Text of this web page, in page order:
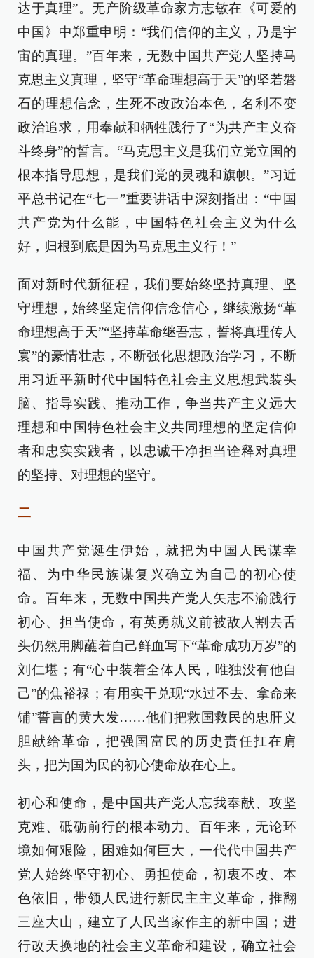
达于真理”。无产阶级革命家方志敏在《可爱的
中国》中郑重申明：“我们信仰的主义，乃是宇
宙的真理。”百年来，无数中国共产党人坚持马
克思主义真理，坚守“革命理想高于天”的坚若磐
石的理想信念，生死不改政治本色，名利不变
政治追求，用奉献和牺牲践行了“为共产主义奋
斗终身”的誓言。“马克思主义是我们立党立国的
根本指导思想，是我们党的灵魂和旗帜。”习近
平总书记在“七一”重要讲话中深刻指出：“中国
共产党为什么能，中国特色社会主义为什么
好，归根到底是因为马克思主义行！”
面对新时代新征程，我们要始终坚持真理、坚
守理想，始终坚定信仰信念信心，继续激扬“革
命理想高于天”“坚持革命继吾志，誓将真理传人
寰”的豪情壮志，不断强化思想政治学习，不断
用习近平新时代中国特色社会主义思想武装头
脑、指导实践、推动工作，争当共产主义远大
理想和中国特色社会主义共同理想的坚定信仰
者和忠实实践者，以忠诚干净担当诠释对真理
的坚持、对理想的坚守。
二
中国共产党诞生伊始，就把为中国人民谋幸
福、为中华民族谋复兴确立为自己的初心使
命。百年来，无数中国共产党人矢志不渝践行
初心、担当使命，有英勇就义前被敌人割去舌
头仍然用脚蘸着自己鲜血写下“革命成功万岁”的
刘仁堪；有“心中装着全体人民，唯独没有他自
己”的焦裕禄；有用实干兑现“水过不去、拿命来
铺”誓言的黄大发……他们把救国救民的忠肝义
胆献给革命，把强国富民的历史责任扛在肩
头，把为国为民的初心使命放在心上。
初心和使命，是中国共产党人忘我奉献、攻坚
克难、砥砺前行的根本动力。百年来，无论环
境如何艰险，困难如何巨大，一代代中国共产
党人始终坚守初心、勇担使命，初衷不改、本
色依旧，带领人民进行新民主主义革命，推翻
三座大山，建立了人民当家作主的新中国；进
行改天换地的社会主义革命和建设，确立社会